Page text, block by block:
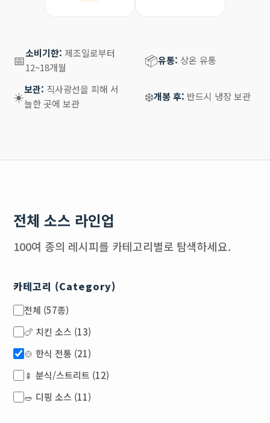
📅소비기한: 제조일로부터
12~18개월
📦유통: 상온 유통
☀️보관: 직사광선을 피해 서
늘한 곳에 보관
❄️개봉 후: 반드시 냉장 보관
전체 소스 라인업
100여 종의 레시피를 카테고리별로 탐색하세요.
카테고리 (Category)
전체 (57종)
🍗 치킨 소스 (13)
🍲 한식 전통 (21)
🍢 분식/스트리트 (12)
🥗 디핑 소스 (11)